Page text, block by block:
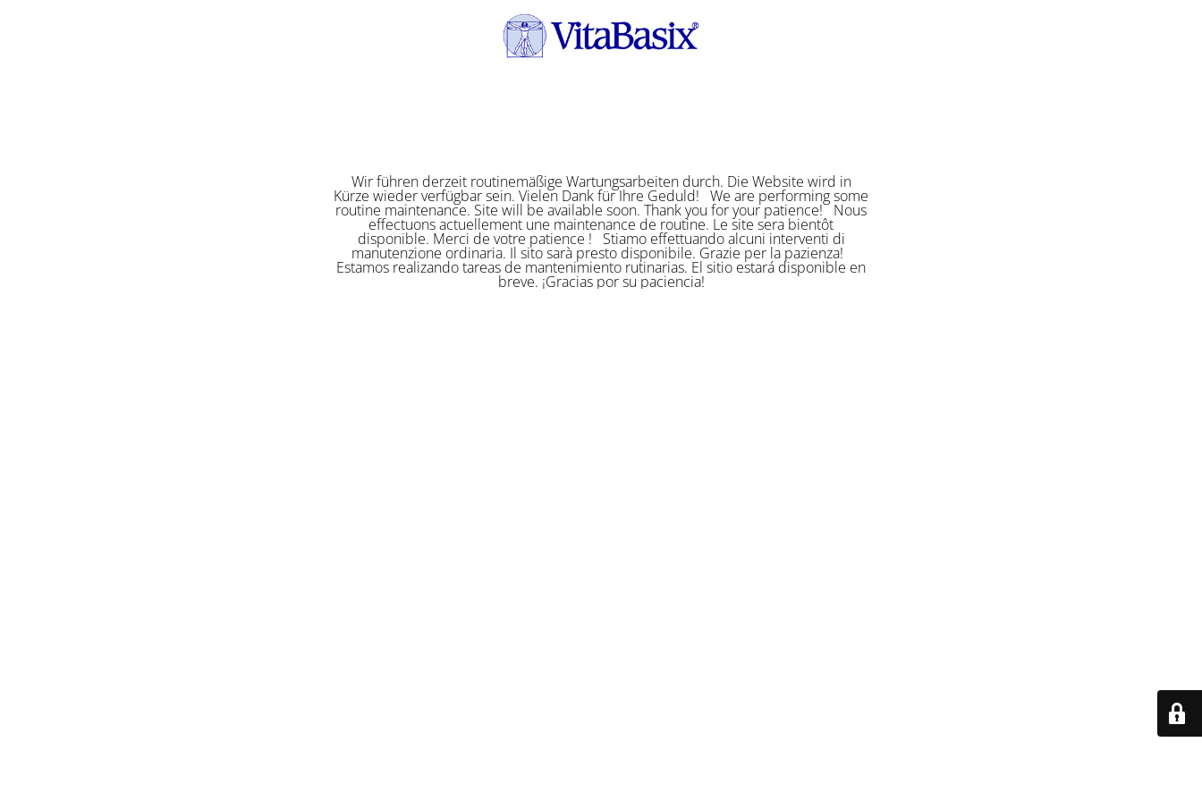
Wir führen derzeit routinemäßige Wartungsarbeiten durch. Die Website wird in
Kürze wieder verfügbar sein. Vielen Dank für Ihre Geduld! We are performing some
routine maintenance. Site will be available soon. Thank you for your patience! Nous
effectuons actuellement une maintenance de routine. Le site sera bientôt
disponible. Merci de votre patience ! Stiamo effettuando alcuni interventi di
manutenzione ordinaria. Il sito sarà presto disponibile. Grazie per la pazienza!
Estamos realizando tareas de mantenimiento rutinarias. El sitio estará disponible en
breve. ¡Gracias por su paciencia!